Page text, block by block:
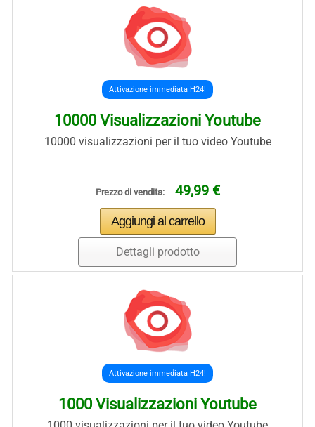
Attivazione immediata H24!
10000 Visualizzazioni Youtube
10000 visualizzazioni per il tuo video Youtube
Prezzo di vendita: 49,99 €
Dettagli prodotto
Attivazione immediata H24!
1000 Visualizzazioni Youtube